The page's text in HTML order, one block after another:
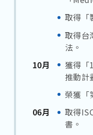
取得「
取得台
法。
10月
獲得「
推動計
榮獲「
06月
取得
書。